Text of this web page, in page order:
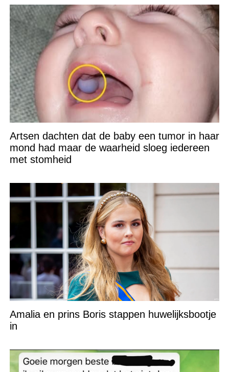
Artsen dachten dat de baby een tumor in haar
mond had maar de waarheid sloeg iedereen
met stomheid
Amalia en prins Boris stappen huwelijksbootje
in